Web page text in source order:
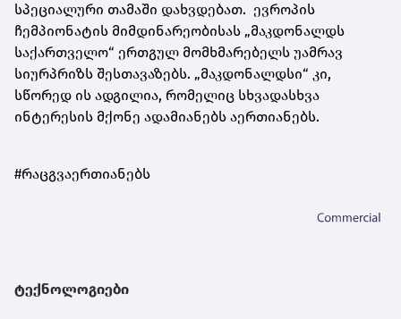
სპეციალური თამაში დახვდებათ. ევროპის
ჩემპიონატის მიმდინარეობისას „მაკდონალდს
საქართველო“ ერთგულ მომხმარებელს უამრავ
სიურპრიზს შესთავაზებს. „მაკდონალდსი“ კი,
სწორედ ის ადგილია, რომელიც სხვადასხვა
ინტერესის მქონე ადამიანებს აერთიანებს.
#რაცგვაერთიანებს
ტექნოლოგიები